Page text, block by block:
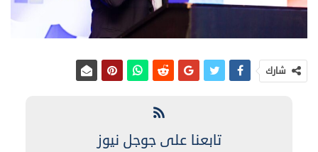
شارك
تابعنا على جوجل نيوز